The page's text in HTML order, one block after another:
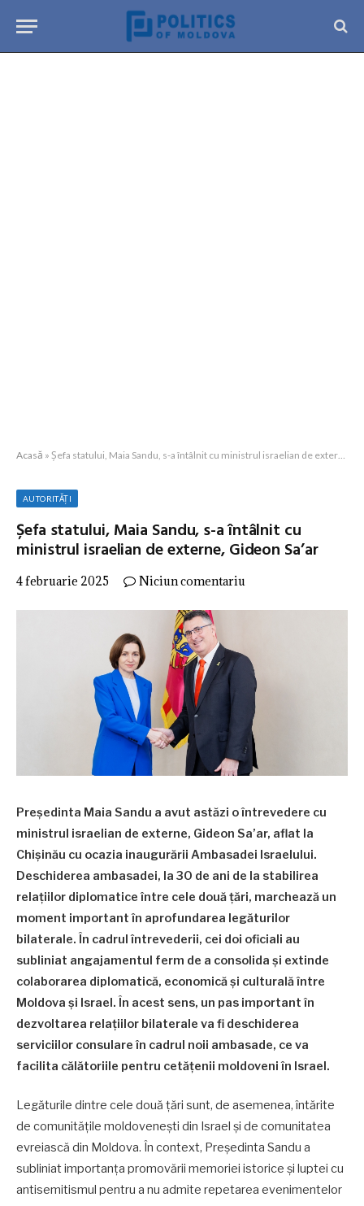
Acasă » Șefa statului, Maia Sandu, s-a întâlnit cu ministrul israelian de externe, Gideon Sa’ar
AUTORITĂȚI
Șefa statului, Maia Sandu, s-a întâlnit cu
ministrul israelian de externe, Gideon Sa’ar
4 februarie 2025 Niciun comentariu
Președinta Maia Sandu a avut astăzi o întrevedere cu
ministrul israelian de externe, Gideon Sa’ar, aflat la
Chișinău cu ocazia inaugurării Ambasadei Israelului.
Deschiderea ambasadei, la 30 de ani de la stabilirea
relațiilor diplomatice între cele două țări, marchează un
moment important în aprofundarea legăturilor
bilaterale. În cadrul întrevederii, cei doi oficiali au
subliniat angajamentul ferm de a consolida și extinde
colaborarea diplomatică, economică și culturală între
Moldova și Israel. În acest sens, un pas important în
dezvoltarea relațiilor bilaterale va fi deschiderea
serviciilor consulare în cadrul noii ambasade, ce va
facilita călătoriile pentru cetățenii moldoveni în Israel.
Legăturile dintre cele două țări sunt, de asemenea, întărite
de comunitățile moldovenești din Israel și de comunitatea
evreiască din Moldova. În context, Președinta Sandu a
subliniat importanța promovării memoriei istorice și luptei cu
antisemitismul pentru a nu admite repetarea evenimentelor